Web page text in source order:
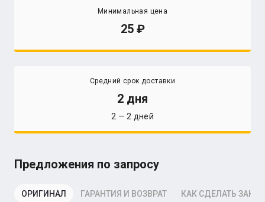
Минимальная цена
25
Средний срок доставки
2 дня
2 — 2 дней
Предложения по запросу
ОРИГИНАЛ ГАРАНТИЯ И ВОЗВРАТ КАК СДЕЛАТЬ